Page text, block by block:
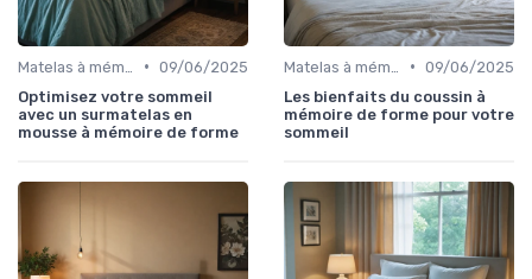
• 09/06/2025
Optimisez votre sommeil
avec un surmatelas en
mousse à mémoire de forme
• 09/06/2025
Les bienfaits du coussin à
mémoire de forme pour votre
sommeil